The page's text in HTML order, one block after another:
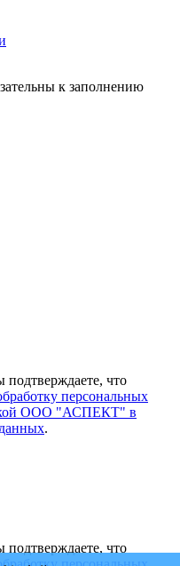
к заполнению
подтверждаете, что
персональных
ООО "АСПЕКТ" в
.
подтверждаете, что